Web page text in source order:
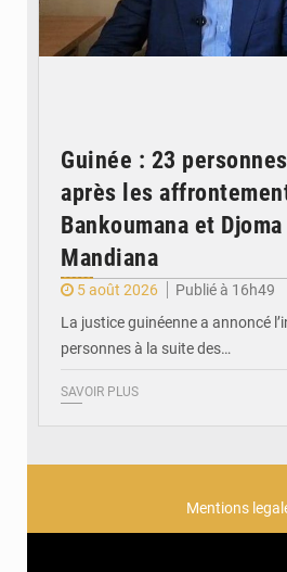
Guinée : 23
après les
Bankoumana et
Mandiana
5 août 2026
Publié à 16h49
La justice guinéenne a annoncé
personnes à la suite des…
SAVOIR PLUS
Mentions